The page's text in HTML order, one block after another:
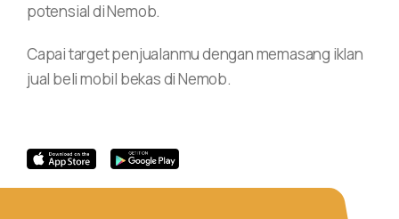
potensial di Nemob.
Capai target penjualanmu dengan memasang iklan
jual beli mobil bekas di Nemob.